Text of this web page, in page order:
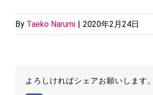
By Taeko Narumi | 2020年2月24日
よろしければシェアお願いします。